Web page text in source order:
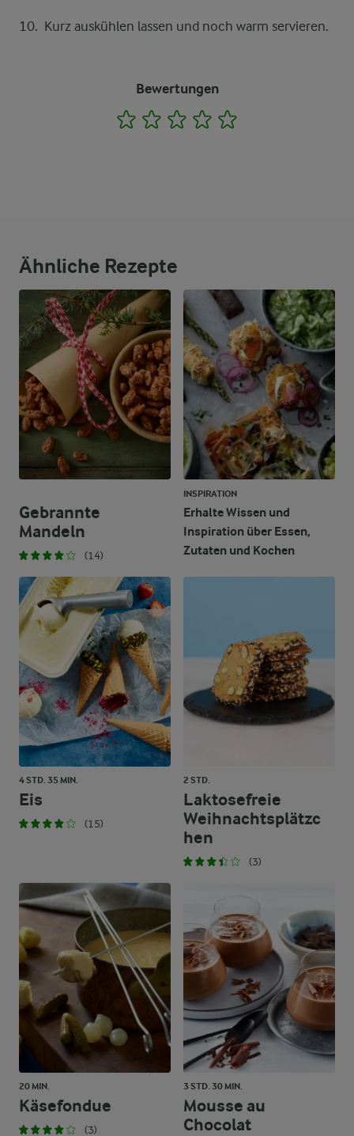
Kurz auskühlen lassen und noch warm servieren.
Bewertungen
1 2 3 4
Ähnliche Rezepte
Gebrannte
Mandeln
(14)
INSPIRATION
Erhalte Wissen und
Inspiration über Essen,
Zutaten und Kochen
4 STD. 35 MIN.
Eis
(15)
2 STD.
Laktosefreie
Weihnachtsplätzc
hen
(3)
20 MIN.
Käsefondue
(3)
3 STD. 30 MIN.
Mousse au
Chocolat